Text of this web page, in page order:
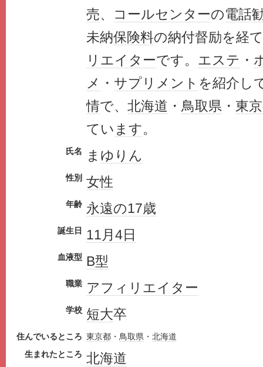
売、 コールセンターの電話
未納保険料の納付督励を経
リエイターです。 エステ ・
メ ・ サプリメント を紹介し
情で、 北海道 ・ 鳥取県 ・ 東
てい ます。
氏名 ま ゆりん
性別 女性
年齢 永遠の17歳
誕生日 11月4日
血液型 B型
職業 アフィリエイター
学校 短大卒
住んでいるところ 東京都 ・ 鳥取県 ・ 北海道
生まれたところ 北海道